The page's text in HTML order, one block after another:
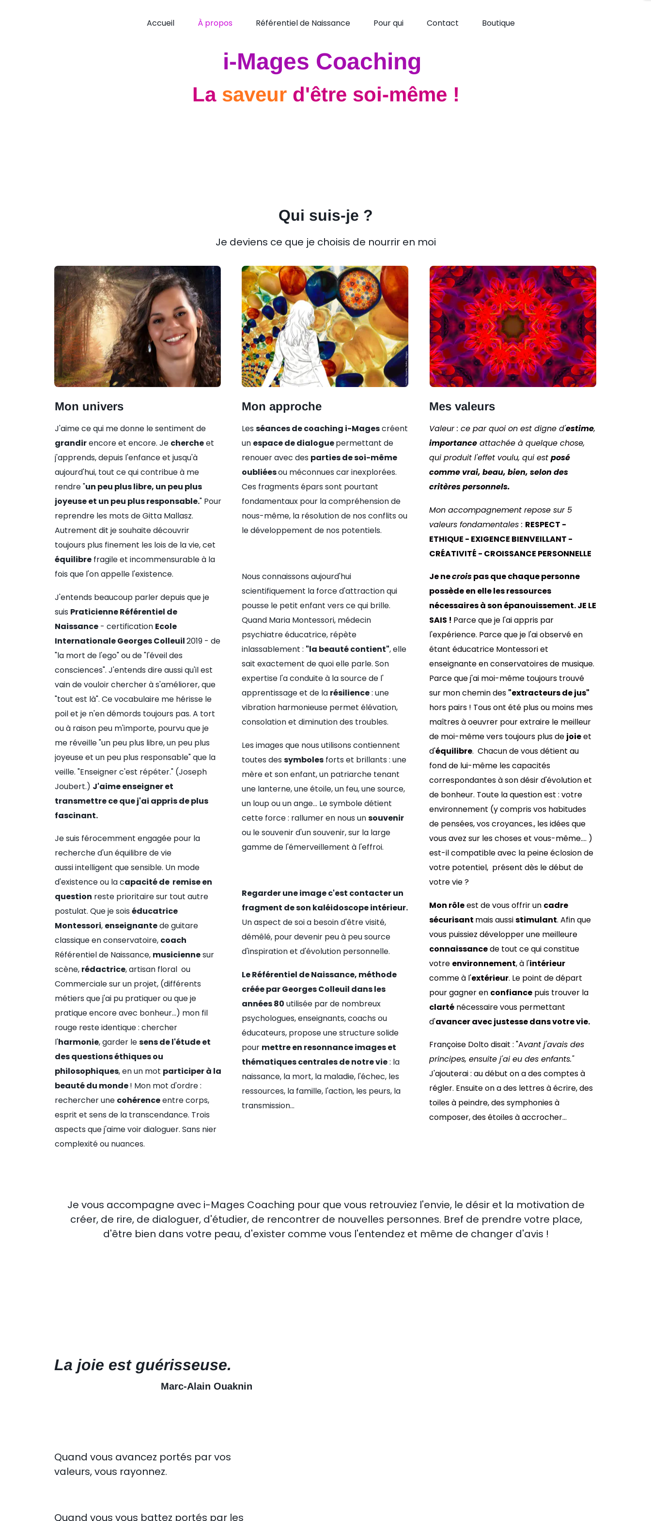
i-Mages Coaching
La saveur d'être soi-même !
Accueil À propos Référentiel de Naissance Pour qui Contact Boutique
Qui suis-je ?
Je deviens ce que je choisis de nourrir en moi
Mes valeurs
Valeur : ce par quoi on est digne d'estime,
importance attachée à quelque chose,
qui produit l'effet voulu, qui est posé
comme vrai, beau, bien, selon des
critères personnels.
Mon accompagnement repose sur 5
valeurs fondamentales : RESPECT -
ETHIQUE - EXIGENCE BIENVEILLANT -
CRÉATIVITÉ - CROISSANCE PERSONNELLE
Je necroispas que chaque personne
possède en elle les ressources
nécessaires à son épanouissement. JE LE
SAIS ! Parce que je l'ai appris par
l'expérience. Parce que je l'ai observé en
étant éducatrice Montessori et
enseignante en conservatoires de musique.
Parce que j'ai moi-même toujours trouvé
sur mon chemin des "extracteurs de jus"
hors pairs ! Tous ont été plus ou moins mes
maîtres à oeuvrer pour extraire le meilleur
de moi-même vers toujours plus de joieet
d'équilibre. Chacun de vous détient au
fond de lui-même les capacités
correspondantes à son désir d'évolution et
de bonheur. Toute la question est : votre
environnement (y compris vos habitudes
de pensées, vos croyances., les idées que
vous avez sur les choses et vous-même.... )
est-il compatible avec la peine éclosion de
votre potentiel, présent dès le début de
votre vie ?
Mon rôleest de vous offrir un cadre
sécurisant mais aussistimulant. Afin que
vous puissiez développer une meilleure
connaissancede tout ce qui constitue
votre environnement, à l'intérieur
comme à l'extérieur. Le point de départ
pour gagner en confiance puis trouver la
clarté nécessaire vous permettant
d'avancer avec justesse dans votre vie.
Françoise Dolto disait : "Avant j'avais des
principes, ensuite j'ai eu des enfants."
J'ajouterai : au début on a des comptes à
régler. Ensuite on a des lettres à écrire, des
toiles à peindre, des symphonies à
composer, des étoiles à accrocher...
Mon approche
Lesséances de coaching i-Magescréent
un espace de dialoguepermettant de
renouer avec des parties de soi-même
oubliéesou méconnues car inexplorées.
Ces fragments épars sont pourtant
fondamentaux pour la compréhension de
nous-même, la résolution de nos conflits ou
le développement de nos potentiels.
Nous connaissons aujourd'hui
scientifiquement la force d'attraction qui
pousse le petit enfant vers ce qui brille.
Quand Maria Montessori, médecin
psychiatre éducatrice, répète
inlassablement : "la beauté contient", elle
sait exactement de quoi elle parle. Son
expertise l'a conduite à la source de l'
apprentissage et de la résilience: une
vibration harmonieuse permet élévation,
consolation et diminution des troubles.
Les images que nous utilisons contiennent
toutes dessymboles forts et brillants : une
mère et son enfant, un patriarche tenant
une lanterne, une étoile, un feu, une source,
un loup ou un ange... Le symbole détient
cette force : rallumer en nous unsouvenir
ou le souvenir d'un souvenir, sur la large
gamme de l'émerveillement à l'effroi.
Regarder une image c'est contacter un
fragment de son kaléidoscope intérieur.
Un aspect de soi a besoin d'être visité,
démêlé, pour devenir peu à peu source
d'inspiration et d'évolution personnelle.
Le Référentiel de Naissance, méthode
créée par Georges Colleuil dans les
années 80 utilisée par de nombreux
psychologues, enseignants, coachs ou
éducateurs, propose une structure solide
pour mettre en resonnance images et
thématiques centrales de notre vie: la
naissance, la mort, la maladie, l'échec, les
ressources, la famille, l'action, les peurs, la
transmission...
Mon univers
J'aime ce qui me donne le sentiment de
grandirencore et encore. Je chercheet
j'apprends, depuis l'enfance et jusqu'à
aujourd'hui, tout ce qui contribue à me
rendre "un peu plus libre, un peu plus
joyeuse et un peu plus responsable." Pour
reprendre les mots de Gitta Mallasz.
Autrement dit je souhaite découvrir
toujours plus finement les lois de la vie, cet
équilibre fragile et incommensurable à la
fois que l'on appelle l'existence.
J'entends beaucoup parler depuis que je
suis Praticienne Référentiel de
Naissance - certification Ecole
Internationale Georges Colleuil2019 - de
"la mort de l'ego" ou de "l'éveil des
consciences". J'entends dire aussi qu'il est
vain de vouloir chercher à s'améliorer, que
"tout est là". Ce vocabulaire me hérisse le
poil et je n'en démords toujours pas. A tort
ou à raison peu m'importe, pourvu que je
me réveille "un peu plus libre, un peu plus
joyeuse et un peu plus responsable" que la
veille. "Enseigner c'est répéter." (Joseph
Joubert.) J'aime enseigner et
transmettre ce que j'ai appris de plus
fascinant.
Je suis férocemment engagée pour la
recherche d'un équilibre de vie
aussi intelligent que sensible. Un mode
d'existence ou la capacité de remise en
question reste prioritaire sur tout autre
postulat. Que je soiséducatrice
Montessori, enseignantede guitare
classique en conservatoire, coach
Référentiel de Naissance, musiciennesur
scène, rédactrice, artisan floral ou
Commerciale sur un projet, (différents
métiers que j'ai pu pratiquer ou que je
pratique encore avec bonheur...) mon fil
rouge reste identique : chercher
l'harmonie, garder lesens de l'étude et
des questions éthiques ou
philosophiques, en un mot participer à la
beauté du monde! Mon mot d'ordre :
rechercher une cohérenceentre corps,
esprit et sens de la transcendance. Trois
aspects que j'aime voir dialoguer. Sans nier
complexité ou nuances.
Je vous accompagne avec i-Mages Coaching pour que vous retrouviez l'envie, le désir et la motivation de
créer, de rire, de dialoguer, d'étudier, de rencontrer de nouvelles personnes. Bref de prendre votre place,
d'être bien dans votre peau, d'exister comme vous l'entendez et même de changer d'avis !
La joie est guérisseuse.
Marc-Alain Ouaknin
Quand vous avancez portés par vos
valeurs, vous rayonnez.
Quand vous vous battez portés par les